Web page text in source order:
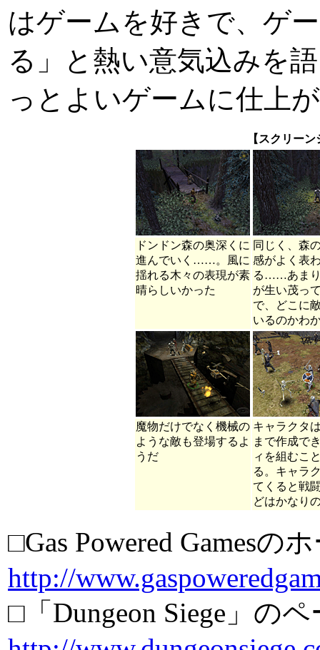
はゲームを好きで、ゲ
る」と熱い意気込みを
っとよいゲームに仕上
【スクリー
ドンドン森の奥深くに
進んでいく……。風に
揺れる木々の表現が素
晴らしいかった
同じく、森
感がよく表
る……あま
が生い茂っ
で、どこに
いるのかわ
魔物だけでなく機械の
ような敵も登場するよ
うだ
キャラクタ
まで作成で
ィを組むこ
る。キャラ
てくると戦
どはかなり
□Gas Powered Gamesの
http://
□「Dungeon Siege」の